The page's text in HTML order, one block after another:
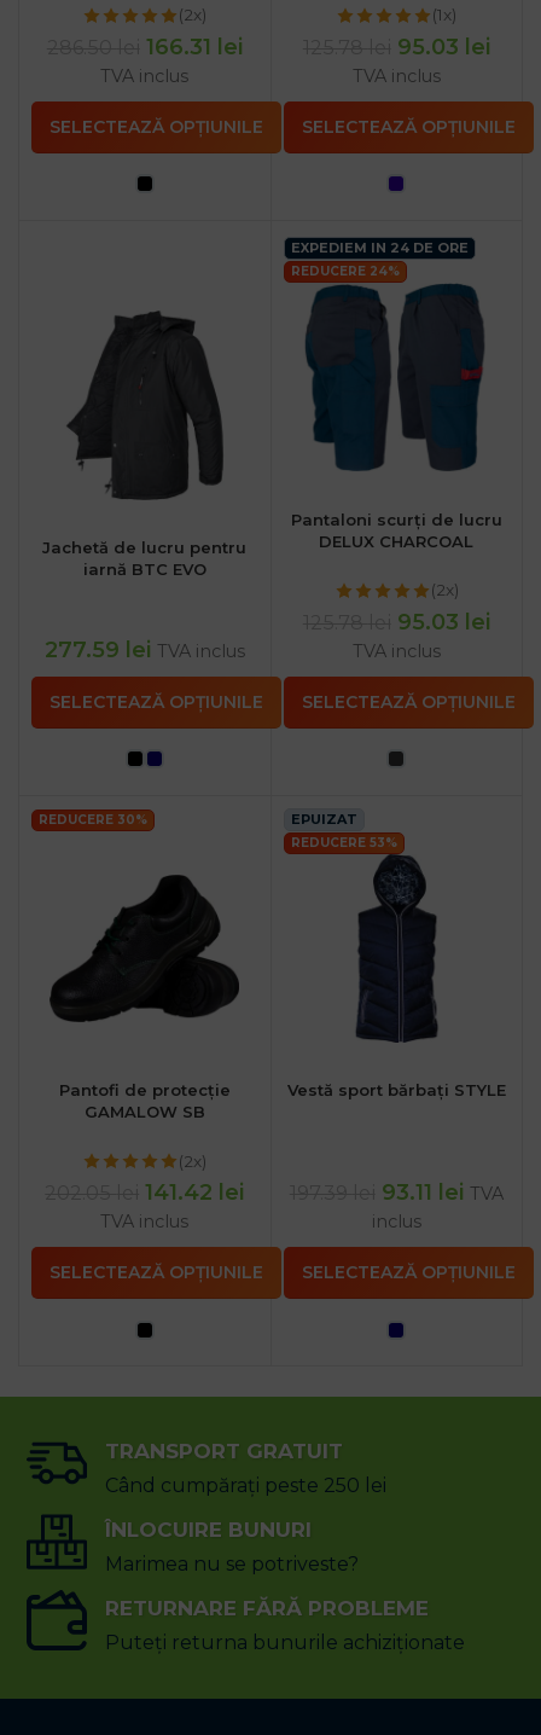
(2x)
166.31 lei
TVA inclus
SELECTEAZĂ OPȚIUNILE
(1x)
95.03 lei
TVA inclus
SELECTEAZĂ OPȚIUNILE
Jachetă de lucru pentru
iarnă BTC EVO
277.59 lei TVA inclus
SELECTEAZĂ OPȚIUNILE
EXPEDIEM IN 24 DE ORE
REDUCERE 24%
Pantaloni scurți de lucru
DELUX CHARCOAL
(2x)
95.03 lei
TVA inclus
SELECTEAZĂ OPȚIUNILE
REDUCERE 30%
Pantofi de protecție
GAMALOW SB
(2x)
141.42 lei
TVA inclus
SELECTEAZĂ OPȚIUNILE
EPUIZAT
REDUCERE 53%
Vestă sport bărbați STYLE
93.11 lei TVA
inclus
SELECTEAZĂ OPȚIUNILE
TRANSPORT GRATUIT
Când cumpărați peste 250 lei
ÎNLOCUIRE BUNURI
Marimea nu se potriveste?
RETURNARE FĂRĂ PROBLEME
Puteți returna bunurile achiziționate